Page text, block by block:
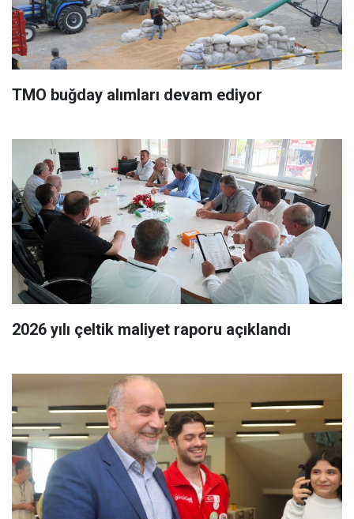
TMO buğday alımları devam ediyor
2026 yılı çeltik maliyet raporu açıklandı